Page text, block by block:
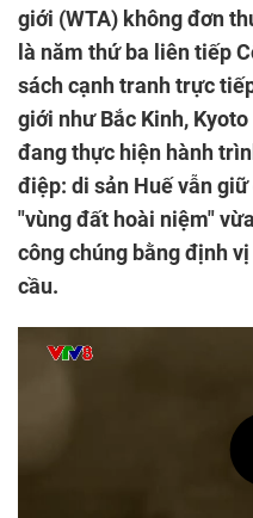
giới (WTA) không đơn
là năm thứ ba liên tiếp
sách cạnh tranh trực
giới như Bắc Kinh,
đang thực hiện hành
điệp: di sản Huế vẫn
"vùng đất hoài niệm"
công chúng bằng định
cầu.